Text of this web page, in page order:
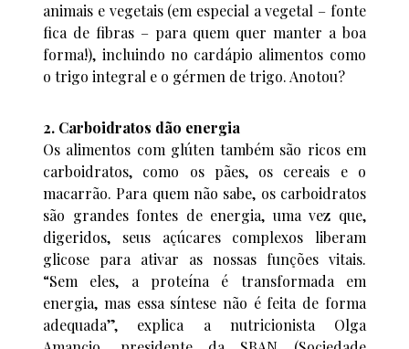
animais e vegetais (em especial a vegetal – fonte
fica de fibras – para quem quer manter a boa
forma!), incluindo no cardápio alimentos como
o trigo integral e o gérmen de trigo. Anotou?
2. Carboidratos dão energia
Os alimentos com glúten também são ricos em
carboidratos, como os pães, os cereais e o
macarrão. Para quem não sabe, os carboidratos
são grandes fontes de energia, uma vez que,
digeridos, seus açúcares complexos liberam
glicose para ativar as nossas funções vitais.
“Sem eles, a proteína é transformada em
energia, mas essa síntese não é feita de forma
adequada”, explica a nutricionista Olga